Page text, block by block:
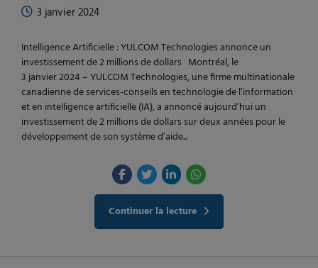
3 janvier 2024
Intelligence Artificielle : YULCOM Technologies annonce un
investissement de 2 millions de dollars Montréal, le
3 janvier 2024 – YULCOM Technologies, une firme multinationale
canadienne de services-conseils en technologie de l’information
et en intelligence artificielle (IA), a annoncé aujourd’hui un
investissement de 2 millions de dollars sur deux années pour le
développement de son système d’aide...
Continuer la lecture